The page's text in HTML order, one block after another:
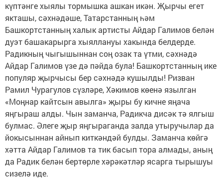
күптәнге хыялы тормышка ашкан икән. Җырчы егет
якташы, сәхнәдәше, Татарстанның һәм
Башкортстанның халык артисты Айдар Галимов белән
дуэт башакарырга хыяллануы хакында белдерде.
Радикның чыгышыннан соң озак та үтми, сәхнәдә
Айдар Галимов үзе дә пәйда була! Башкортстанның ике
популяр җырчысы бер сәхнәдә кушылды! Ризван
Рамил Чурагулов сүзләре, Хәкимов көенә язылган
«Моңнар кайтсын авылга» җыры бу кичне яңача
яңгыраш алды. Чын заманча, Радикча дисәк тә ялгыш
булмас. Әлеге җыр яңгыраганда залда утыручылар да
йокысыннан айнып киткәндәй булды. Заманча көйгә
хәтта Айдар Галимов та тик басып тора алмады, аның
да Радик белән бертөрле хәрәкәтләр ясарга тырышуы
сизелә иде.